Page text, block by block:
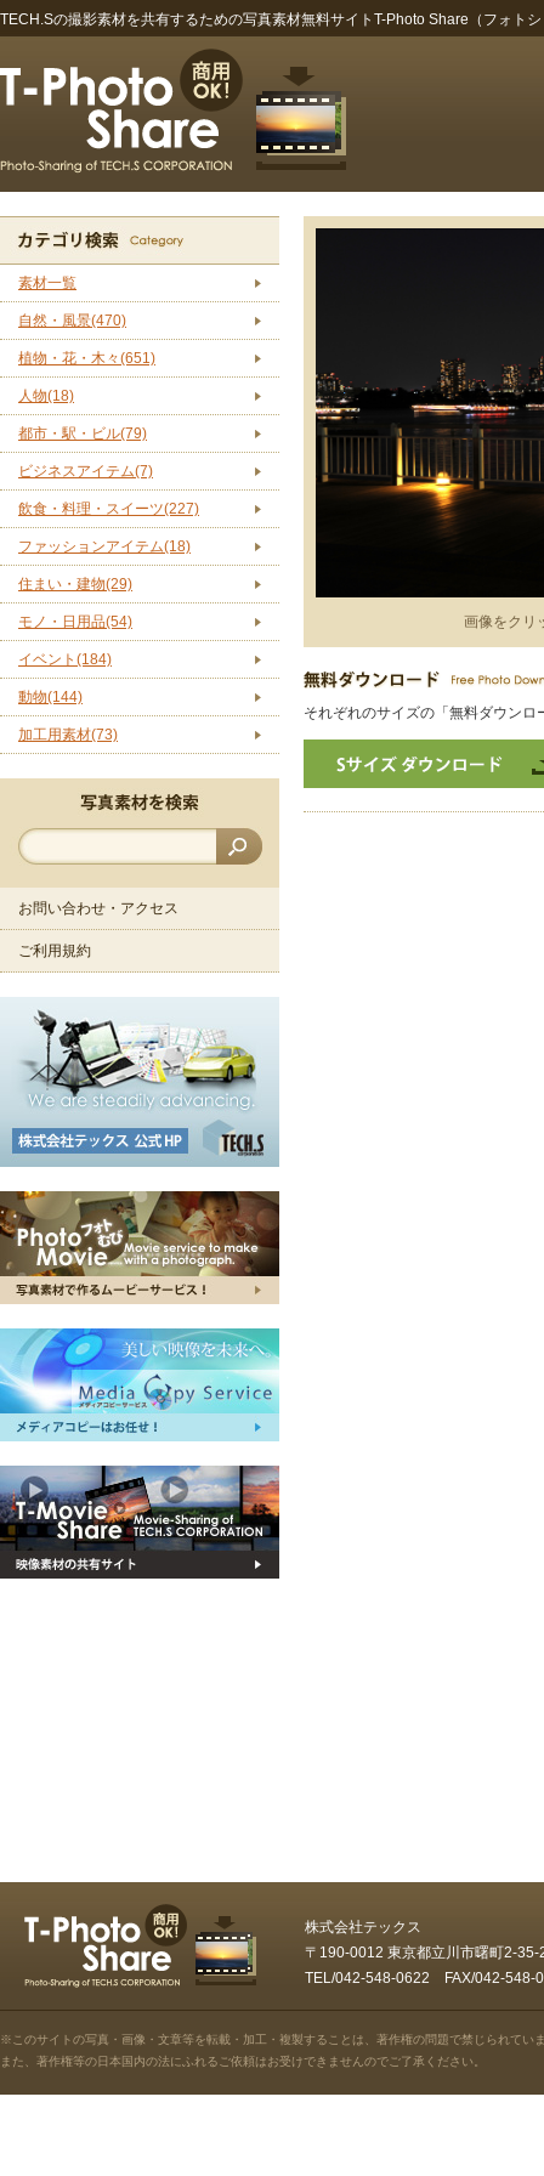
TECH.Sの撮影素材を共有するための写真素材無料サイトT-Photo Share（フォト
素材一覧
自然・風景(470)
植物・花・木々(651)
人物(18)
都市・駅・ビル(79)
ビジネスアイテム(7)
飲食・料理・スイーツ(227)
ファッションアイテム(18)
住まい・建物(29)
モノ・日用品(54)
イベント(184)
動物(144)
加工用素材(73)
お問い合わせ・アクセス
ご利用規約
画像をクリ
それぞれのサイズの「無料ダウン
株式会社テックス
〒190-0012 東京都立川市曙町2-
TEL/042-548-0622 FAX/042-548-
※このサイトの写真・画像・文章等を転載・加工・複製することは、著作権の問題で禁じられてい
また、著作権等の日本国内の法にふれるご依頼はお受けできませんのでご了承ください。